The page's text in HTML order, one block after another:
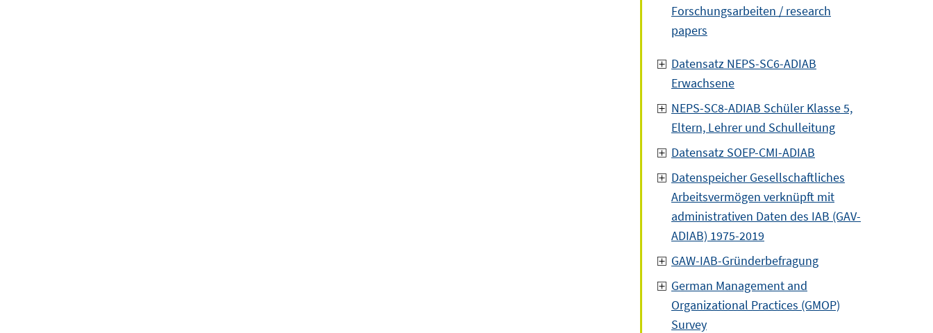
Forschungsarbeiten / research
papers
Datensatz NEPS-SC6-ADIAB
Erwachsene
NEPS-SC8-ADIAB Schüler Klasse 5,
Eltern, Lehrer und Schulleitung
Datensatz SOEP-CMI-ADIAB
Datenspeicher Gesellschaftliches
Arbeitsvermögen verknüpft mit
administrativen Daten des IAB (GAV-
ADIAB) 1975-2019
GAW-IAB-Gründerbefragung
German Management and
Organizational Practices (GMOP)
Survey